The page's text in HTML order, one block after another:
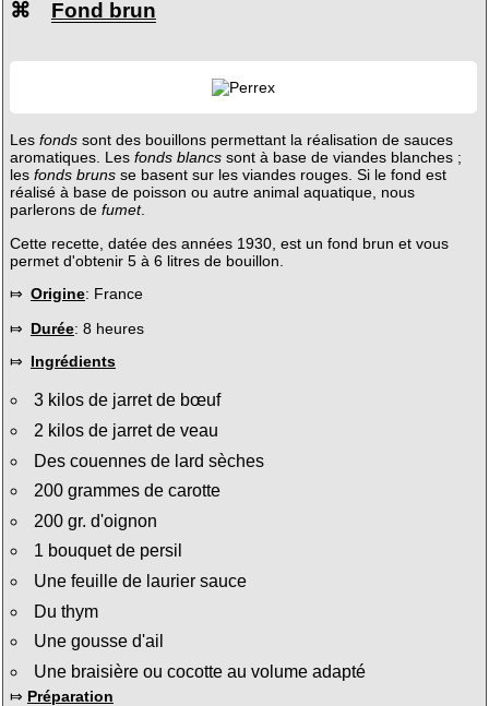
⌘ Fond brun
Les fondssont des bouillons permettant la réalisation de sauces
aromatiques. Les fonds blancssont à base de viandes blanches ;
les fonds brunsse basent sur les viandes rouges. Si le fond est
réalisé à base de poisson ou autre animal aquatique, nous
parlerons de fumet.
Cette recette, datée des années 1930, est un fond brun et vous
permet d'obtenir 5 à 6 litres de bouillon.
⤇ Origine: France
⤇ Durée: 8 heures
⤇ Ingrédients
3 kilos de jarret de bœuf
2 kilos de jarret de veau
Des couennes de lard sèches
200 grammes de carotte
200 gr. d'oignon
1 bouquet de persil
Une feuille de laurier sauce
Du thym
Une gousse d'ail
Une braisière ou cocotte au volume adapté
⤇ Préparation